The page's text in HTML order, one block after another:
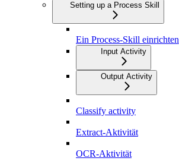
Setting up a Process Skill
Ein Process-Skill einrichten
Input Activity
Output Activity
Classify activity
Extract-Aktivität
OCR-Aktivität